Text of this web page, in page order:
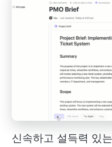
신속하고 설득력 있